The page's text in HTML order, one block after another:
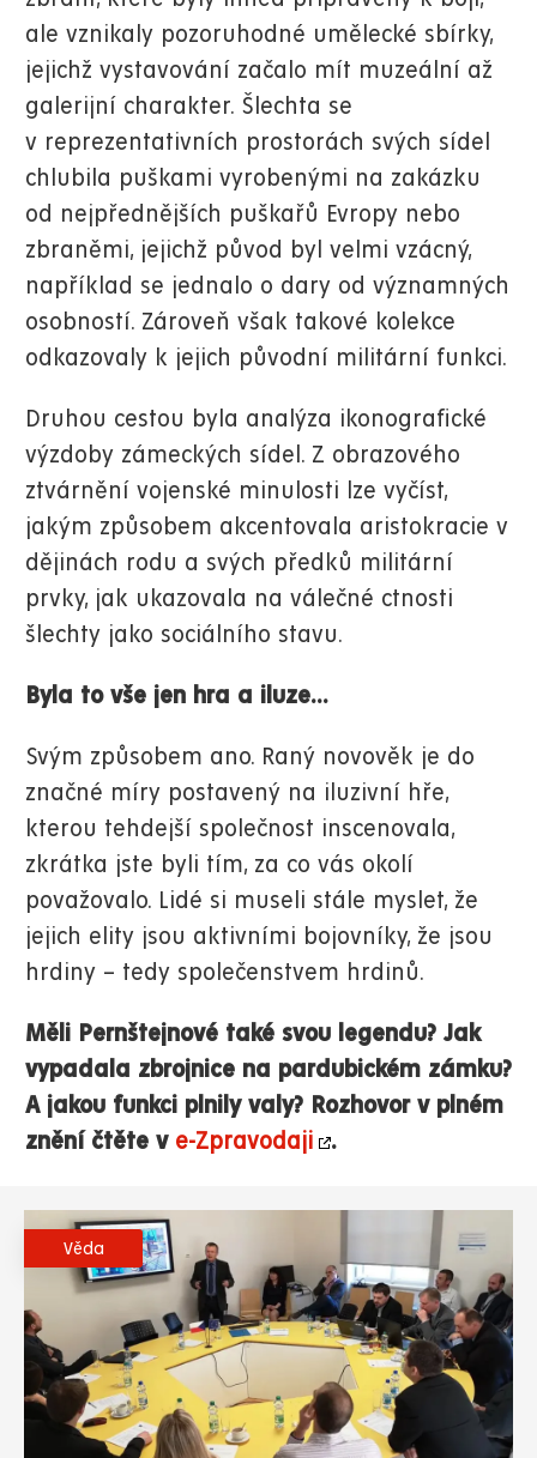
ale vznikaly pozoruhodné umělecké sbírky,
jejichž vystavování začalo mít muzeální až
galerijní charakter. Šlechta se
v reprezentativních prostorách svých sídel
chlubila puškami vyrobenými na zakázku
od nejpřednějších puškařů Evropy nebo
zbraněmi, jejichž původ byl velmi vzácný,
například se jednalo o dary od významných
osobností. Zároveň však takové kolekce
odkazovaly k jejich původní militární funkci.
Druhou cestou byla analýza ikonografické
výzdoby zámeckých sídel. Z obrazového
ztvárnění vojenské minulosti lze vyčíst,
jakým způsobem akcentovala aristokracie v
dějinách rodu a svých předků militární
prvky, jak ukazovala na válečné ctnosti
šlechty jako sociálního stavu.
Byla to vše jen hra a iluze…
Svým způsobem ano. Raný novověk je do
značné míry postavený na iluzivní hře,
kterou tehdejší společnost inscenovala,
zkrátka jste byli tím, za co vás okolí
považovalo. Lidé si museli stále myslet, že
jejich elity jsou aktivními bojovníky, že jsou
hrdiny – tedy společenstvem hrdinů.
Měli Pernštejnové také svou legendu? Jak
vypadala zbrojnice na pardubickém zámku?
A jakou funkci plnily valy? Rozhovor v plném
znění čtěte v e-Zpravodaji .
Věda